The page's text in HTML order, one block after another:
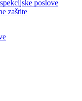
poslove
zaštite